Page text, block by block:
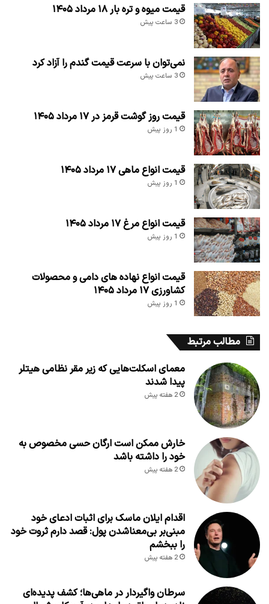
قیمت میوه و تره بار ۱۸ مرداد ۱۴۰۵
3 ساعت پیش
نمی‌توان با سرعت قیمت گندم را آزاد کرد
3 ساعت پیش
قیمت روز گوشت قرمز در ۱۷ مرداد ۱۴۰۵
1 روز پیش
قیمت انواع ماهی ۱۷ مرداد ۱۴۰۵
1 روز پیش
قیمت انواع مرغ ۱۷ مرداد ۱۴۰۵
1 روز پیش
قیمت انواع نهاده های دامی و محصولات
کشاورزی ۱۷ مرداد ۱۴۰۵
1 روز پیش
مطالب مرتبط
معمای اسکلت‌هایی که زیر مقر نظامی هیتلر
پیدا شدند
2 هفته پیش
خارش ممکن است ارگان حسی مخصوص به
خود را داشته باشد
2 هفته پیش
اقدام ایلان ماسک برای اثبات ادعای خود
مبنی‌بر بی‌معناشدن پول: قصد دارم ثروت خود
را ببخشم
2 هفته پیش
سرطان واگیردار در ماهی‌ها؛ کشف پدیده‌ای